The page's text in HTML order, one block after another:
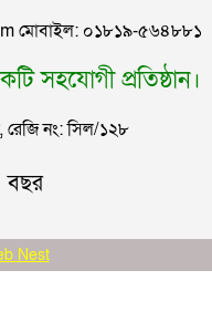
থেকে আটক ফরহাদ- বাদশা
গেল যুবকের
জাদুঘর উদ্বোধন করলেন
মোবাইল: ০১৮১৯-৫৬৪৮৮১
সহযোগী প্রতিষ্ঠান।
রেজি নং: সিল/১২৮
বছর
Nest